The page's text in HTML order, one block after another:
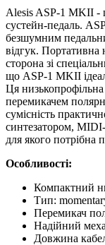
Alesis ASP-1 MKII -
сустейн-педаль.
безшумним
відгук. Портативна
сторона зі
що ASP-1 MKII
Ця
перемикачем
сумісність
синтезатором,
для якого потрібна
Особливості:
Компактний
Тип:
Перемикач
Надійний
Довжина